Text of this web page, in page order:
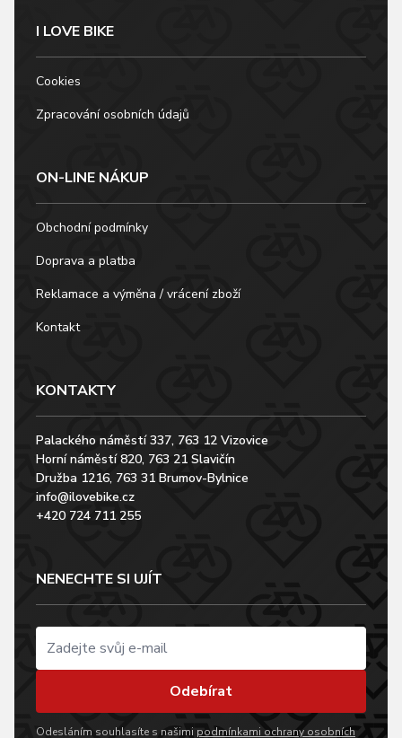
I LOVE BIKE
Cookies
Zpracování osobních údajů
ON-LINE NÁKUP
Obchodní podmínky
Doprava a platba
Reklamace a výměna / vrácení zboží
Kontakt
KONTAKTY
Palackého náměstí 337, 763 12 Vizovice
Horní náměstí 820, 763 21 Slavičín
Družba 1216, 763 31 Brumov-Bylnice
info@ilovebike.cz
+420 724 711 255
NENECHTE SI UJÍT
Odebírat
Odesláním souhlasíte s našimi podmínkami ochrany osobních